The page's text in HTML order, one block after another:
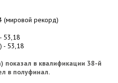
(мировой рекорд)
53,18
- 53,18
показал в квалификации 38-й
в полуфинал.